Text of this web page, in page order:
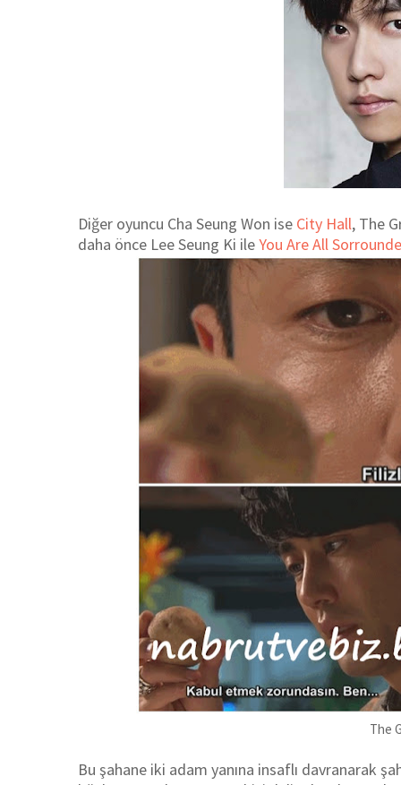
Diğer oyuncu Cha Seung Won ise City Hall, The
daha önce Lee Seung Ki ileYou Are All
The
Bu şahane iki adam yanına insaflı davranarak